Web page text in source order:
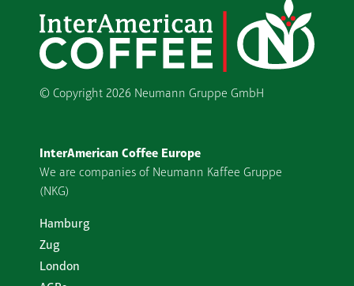
InterAmerican Coffee Europe
We are companies of Neumann Kaffee Gruppe
(NKG)
Hamburg
Zug
London
© Copyright 2026 Neumann Gruppe GmbH